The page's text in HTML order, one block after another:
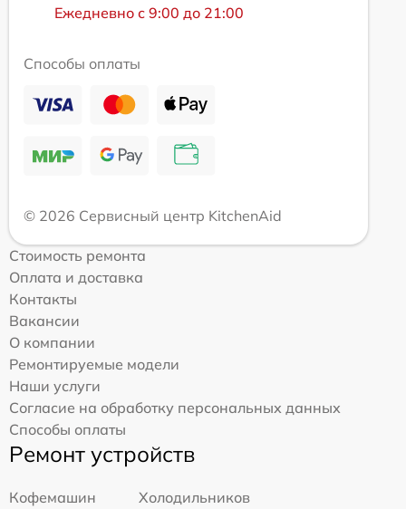
Ежедневно с 9:00 до 21:00
Способы оплаты
© 2026 Сервисный центр KitchenAid
Стоимость ремонта
Оплата и доставка
Контакты
Вакансии
О компании
Ремонтируемые модели
Наши услуги
Согласие на обработку персональных данных
Способы оплаты
Ремонт устройств
Кофемашин
Холодильников